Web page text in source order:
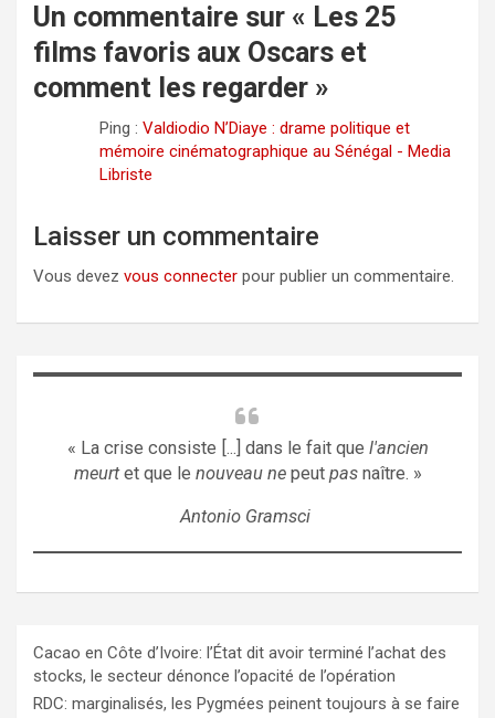
Un commentaire sur « Les 25
films favoris aux Oscars et
comment les regarder »
Ping : Valdiodio N’Diaye : drame politique et
mémoire cinématographique au Sénégal - Media
Libriste
Laisser un commentaire
Vous devez vous connecter pour publier un commentaire.
« La crise consiste [...] dans le fait que l'ancien
meurtet que le nouveau nepeut pasnaître. »
Antonio Gramsci
Cacao en Côte d’Ivoire: l’État dit avoir terminé l’achat des
stocks, le secteur dénonce l’opacité de l’opération
RDC: marginalisés, les Pygmées peinent toujours à se faire